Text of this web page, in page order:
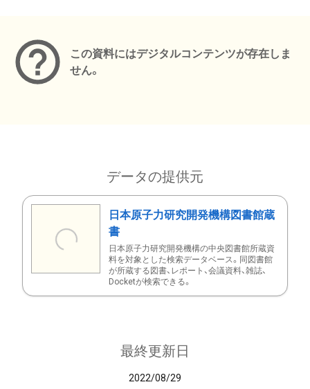
この資料にはデジタルコンテンツが存在しま
せん。
データの提供元
日本原子力研究開発機構図書館蔵
書
日本原子力研究開発機構の中央図書館所蔵資
料を対象とした検索データベース。同図書館
が所蔵する図書、レポート、会議資料、雑誌、
Docketが検索できる。
最終更新日
2022/08/29